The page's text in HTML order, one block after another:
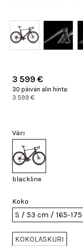
3 599 €
30 päivän alin hinta:
3 599 €
Väri
blackline
Koko
KOKOLASKURI